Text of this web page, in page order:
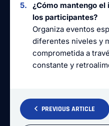
¿Cómo mantengo
los participantes?
Organiza eventos
diferentes niveles y
comprometida a
constante y
PREVIOUS ARTICLE